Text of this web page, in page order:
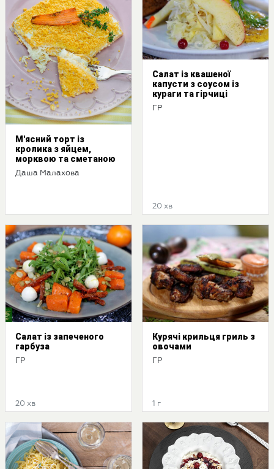
М'ясний торт із
кролика з яйцем,
морквою та сметаною
Даша Малахова
Салат із квашеної
капусти з соусом із
кураги та гірчиці
ГР
20 хв
Салат із запеченого
гарбуза
ГР
20 хв
Курячі крильця гриль з
овочами
ГР
1 г